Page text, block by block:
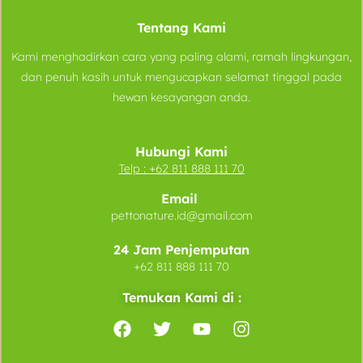
Tentang Kami
Kami menghadirkan cara yang paling alami, ramah lingkungan,
dan penuh kasih untuk mengucapkan selamat tinggal pada
hewan kesayangan anda.
Hubungi Kami
Telp : +62 811 888 111 70
Email
pettonature.id@gmail.com
24 Jam Penjemputan
+62 811 888 111 70
Temukan Kami di :